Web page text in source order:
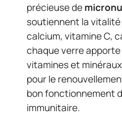
précieuse de
soutiennent la vitalité
calcium, vitamine C,
chaque verre
vitamines et
pour le
bon fonctionnement
immunitaire.